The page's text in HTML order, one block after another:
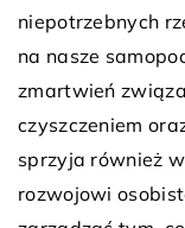
niepotrzebnych
na nasze
zmartwień
czyszczeniem
sprzyja również
rozwojowi